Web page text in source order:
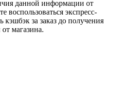
данной информации от
воспользоваться экспресс-
кэшбэк за заказ до получения
магазина.